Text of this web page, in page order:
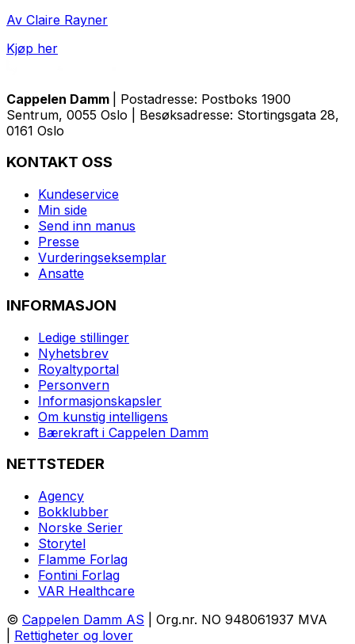
Av Claire Rayner
Kjøp her
Cappelen Damm
| Postadresse: Postboks 1900
Sentrum, 0055 Oslo | Besøksadresse: Stortingsgata 28,
0161 Oslo
KONTAKT OSS
Kundeservice
Min side
Send inn manus
Presse
Vurderingseksemplar
Ansatte
INFORMASJON
Ledige stillinger
Nyhetsbrev
Royaltyportal
Personvern
Informasjonskapsler
Om kunstig intelligens
Bærekraft i Cappelen Damm
NETTSTEDER
Agency
Bokklubber
Norske Serier
Storytel
Flamme Forlag
Fontini Forlag
VAR Healthcare
© Cappelen Damm AS | Org.nr. NO 948061937 MVA
Rettigheter og lover